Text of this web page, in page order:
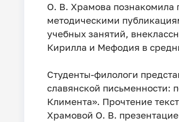
О. В. Храмова познакомила
методическими
учебных занятий,
Кирилла и Мефодия в
Студенты-филологи
славянской
Климента». Прочтение
Храмовой О. В.